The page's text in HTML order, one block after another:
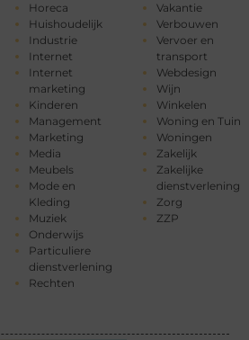
Horeca
Huishoudelijk
Industrie
Internet
Internet
marketing
Kinderen
Management
Marketing
Media
Meubels
Mode en
Kleding
Muziek
Onderwijs
Particuliere
dienstverlening
Rechten
Vakantie
Verbouwen
Vervoer en
transport
Webdesign
Wijn
Winkelen
Woning en Tuin
Woningen
Zakelijk
Zakelijke
dienstverlening
Zorg
ZZP